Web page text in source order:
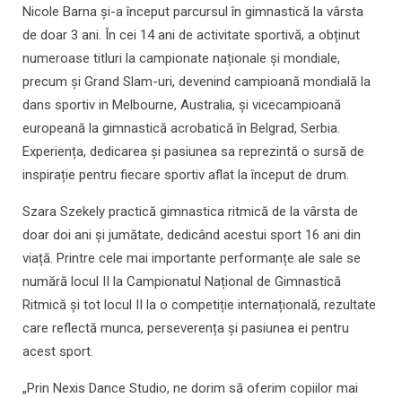
Nicole Barna și-a început parcursul în gimnastică la vârsta
de doar 3 ani. În cei 14 ani de activitate sportivă, a obținut
numeroase titluri la campionate naționale și mondiale,
precum și Grand Slam-uri, devenind campioană mondială la
dans sportiv in Melbourne, Australia, și vicecampioană
europeană la gimnastică acrobatică în Belgrad, Serbia.
Experiența, dedicarea și pasiunea sa reprezintă o sursă de
inspirație pentru fiecare sportiv aflat la început de drum.
Szara Szekely practică gimnastica ritmică de la vârsta de
doar doi ani și jumătate, dedicând acestui sport 16 ani din
viață. Printre cele mai importante performanțe ale sale se
numără locul II la Campionatul Național de Gimnastică
Ritmică și tot locul II la o competiție internațională, rezultate
care reflectă munca, perseverența și pasiunea ei pentru
acest sport.
„Prin Nexis Dance Studio, ne dorim să oferim copiilor mai